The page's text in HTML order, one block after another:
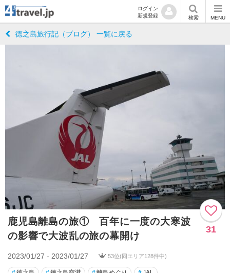
ログイン
新規登録
検索 MENU
徳之島旅行記（ブログ） 一覧に戻る
鹿児島離島の旅① 百年に一度の大寒波
の影響で大波乱の旅の幕開け
31
2023/01/27 - 2023/01/27 53位(同エリア128件中)